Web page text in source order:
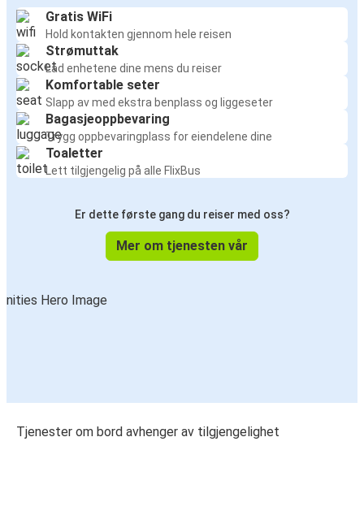
Gratis WiFi
Hold kontakten gjennom hele reisen
Strømuttak
Lad enhetene dine mens du reiser
Komfortable seter
Slapp av med ekstra benplass og liggeseter
Bagasjeoppbevaring
Trygg oppbevaringplass for eiendelene dine
Toaletter
Lett tilgjengelig på alle FlixBus
Er dette første gang du reiser med oss?
Mer om tjenesten vår
Tjenester om bord avhenger av tilgjengelighet